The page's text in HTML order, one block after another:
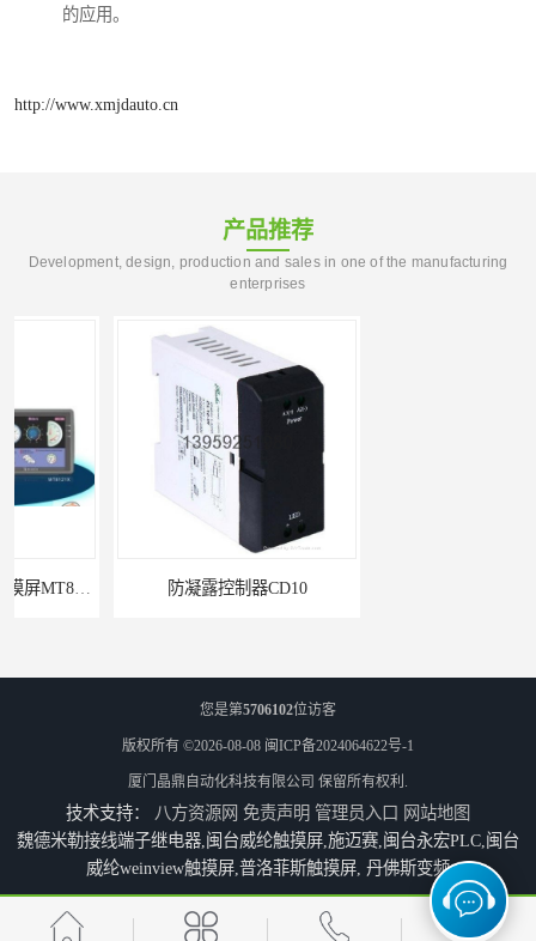
的应用。
http://www.xmjdauto.cn
产品推荐
Development, design, production and sales in one of the manufacturing
enterprises
防凝露控制器CD10
P5043S闽台永宏FATEK触摸屏华南区总代理
您是第5706102位访客
版权所有 ©2026-08-08 闽ICP备2024064622号-1
厦门晶鼎自动化科技有限公司 保留所有权利.
技术支持： 八方资源网 免责声明 管理员入口 网站地图
魏德米勒接线端子继电器,闽台威纶触摸屏,施迈赛,闽台永宏PLC,闽台
威纶weinview触摸屏,普洛菲斯触摸屏, 丹佛斯变频